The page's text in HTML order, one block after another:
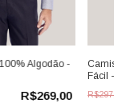
Algodão -
R$269,00
Camisa
Fácil -
R$297,00